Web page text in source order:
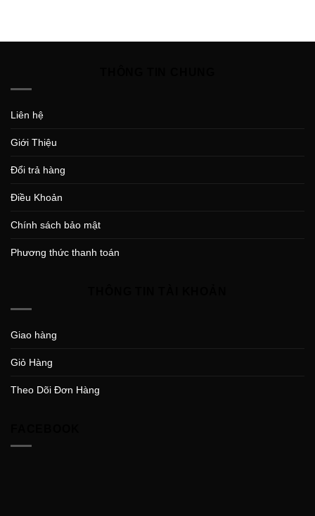
Liên hệ
Giới Thiệu
Đổi trả hàng
Điều Khoản
Chính sách bảo mật
Phương thức thanh toán
Giao hàng
Giỏ Hàng
Theo Dõi Đơn Hàng